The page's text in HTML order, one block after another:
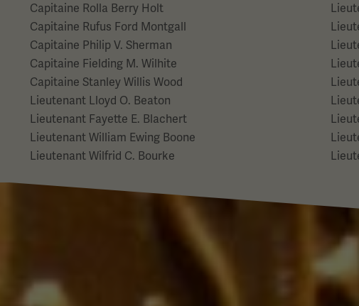
Capitaine Rolla Berry Holt
Capitaine Rufus Ford Montgall
Capitaine Philip V. Sherman
Capitaine Fielding M. Wilhite
Capitaine Stanley Willis Wood
Lieutenant Lloyd O. Beaton
Lieutenant Fayette E. Blachert
Lieutenant William Ewing Boone
Lieutenant Wilfrid C. Bourke